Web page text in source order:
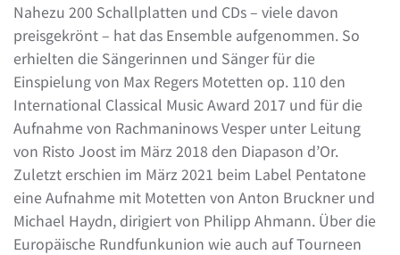
Nahezu 200 Schallplatten und CDs – viele davon
preisgekrönt – hat das Ensemble aufgenommen. So
erhielten die Sängerinnen und Sänger für die
Einspielung von Max Regers Motetten op. 110 den
International Classical Music Award 2017 und für die
Aufnahme von Rachmaninows Vesper unter Leitung
von Risto Joost im März 2018 den Diapason d’Or.
Zuletzt erschien im März 2021 beim Label Pentatone
eine Aufnahme mit Motetten von Anton Bruckner und
Michael Haydn, dirigiert von Philipp Ahmann. Über die
Europäische Rundfunkunion wie auch auf Tourneen